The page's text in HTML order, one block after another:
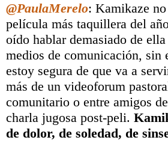
@PaulaMerelo: Kamikaze
película más taquillera del
oído hablar demasiado de
medios de comunicación, sin
estoy segura de que va a
más de un videoforum
comunitario o entre amigos
charla jugosa post-peli.
de dolor, de soledad, de